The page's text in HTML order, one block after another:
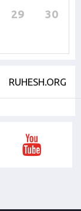
29
30
RUHESH.ORG